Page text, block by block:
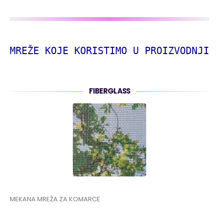
MREŽE KOJE KORISTIMO U PROIZVODNJI
FIBERGLASS
MEKANA MREŽA ZA KOMARCE